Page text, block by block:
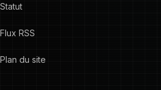
Statut
Flux RSS
Plan du site